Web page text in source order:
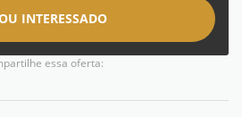
INTERESSADO
essa oferta: